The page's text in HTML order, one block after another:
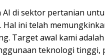
AI di sektor pertanian
ini telah
Target awal kami
teknologi tinggi,